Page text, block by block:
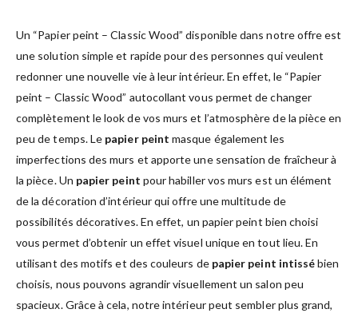
Un “Papier peint – Classic Wood” disponible dans notre offre est
une solution simple et rapide pour des personnes qui veulent
redonner une nouvelle vie à leur intérieur. En effet, le “Papier
peint – Classic Wood” autocollant vous permet de changer
complètement le look de vos murs et l’atmosphère de la pièce en
peu de temps. Le papier peint masque également les
imperfections des murs et apporte une sensation de fraîcheur à
la pièce. Un papier peint pour habiller vos murs est un élément
de la décoration d’intérieur qui offre une multitude de
possibilités décoratives. En effet, un papier peint bien choisi
vous permet d’obtenir un effet visuel unique en tout lieu. En
utilisant des motifs et des couleurs de papier peint intissébien
choisis, nous pouvons agrandir visuellement un salon peu
spacieux. Grâce à cela, notre intérieur peut sembler plus grand,